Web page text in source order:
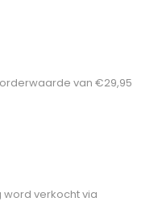
van €29,95
word verkocht via